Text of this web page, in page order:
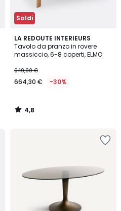
Saldi
LA REDOUTE INTERIEURS
Tavolo da pranzo in rovere
massiccio, 6-8 coperti, ELMO
949,00 €
664,30 € -30%
4,8
/ 5
4,8
/